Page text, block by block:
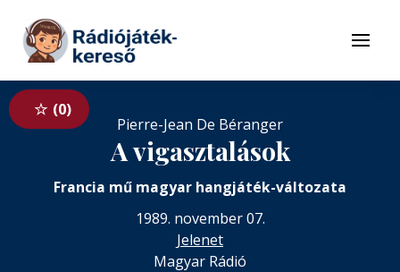
Tovább a tartalomhoz
Menü
0
Pierre-Jean De Béranger
A vigasztalások
Francia mű magyar hangjáték-változata
1989. november 07.
Jelenet
Magyar Rádió